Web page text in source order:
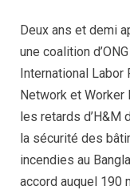
Deux ans et demi
une coalition
International
Network et
les retards d’H&M
la sécurité des
incendies au
accord auquel 190